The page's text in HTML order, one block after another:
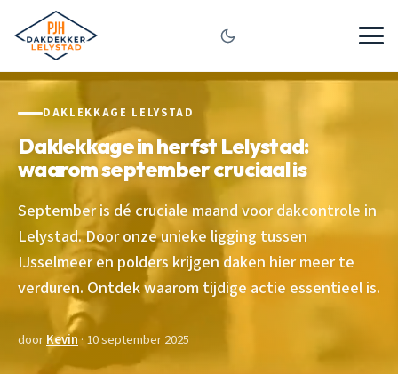
DAKLEKKAGE LELYSTAD
Daklekkage in herfst Lelystad:
waarom september cruciaal is
September is dé cruciale maand voor dakcontrole in
Lelystad. Door onze unieke ligging tussen
IJsselmeer en polders krijgen daken hier meer te
verduren. Ontdek waarom tijdige actie essentieel is.
doorKevin· 10 september 2025